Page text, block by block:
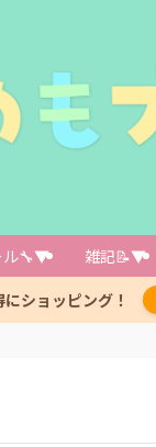
ル🔧▼ 雑記📝▼
ショッピング！